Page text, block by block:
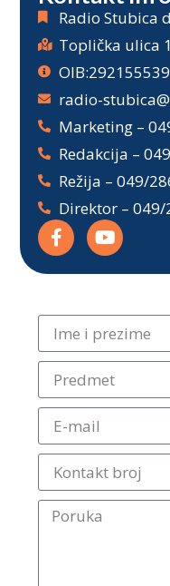
Radio Stubica
Toplička ulica
radio-
Marketing –
Redakcija –
Režija – 049/
Direktor – 049/